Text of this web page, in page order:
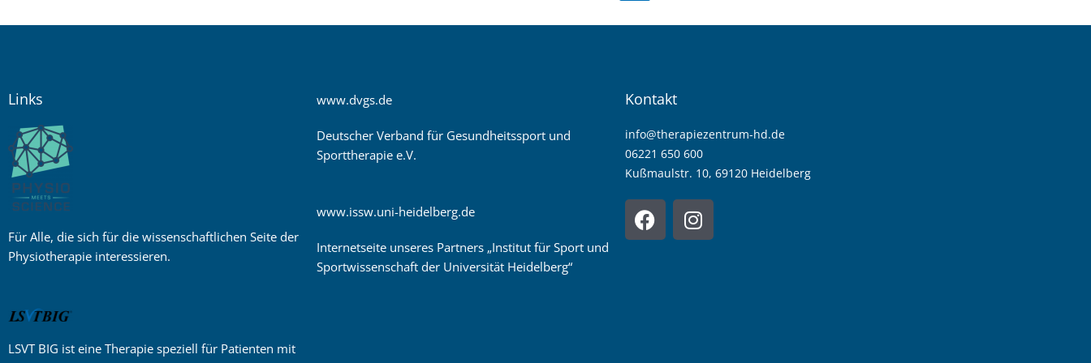
Links
Für Alle, die sich für die wissenschaftlichen Seite der
Physiotherapie interessieren.
LSVT BIG ist eine Therapie speziell für Patienten mit
www.dvgs.de
Deutscher Verband für Gesundheitssport und
Sporttherapie e.V.
www.issw.uni-heidelberg.de
Internetseite unseres Partners „Institut für Sport und
Sportwissenschaft der Universität Heidelberg“
Kontakt
info@therapiezentrum-hd.de
06221 650 600
Kußmaulstr. 10, 69120 Heidelberg
F
a
c
I
n
s